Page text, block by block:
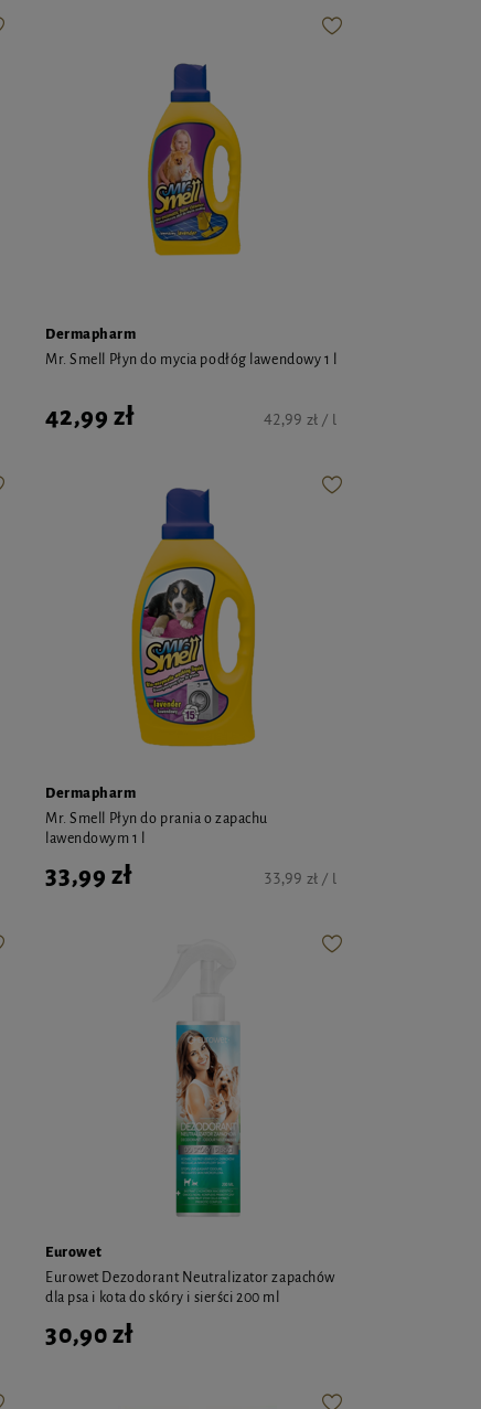
Dermapharm
Mr. Smell Płyn do mycia podłóg lawendowy 1 l
42,99 zł 42,99 zł / l
Dermapharm
Mr. Smell Płyn do prania o zapachu
lawendowym 1 l
33,99 zł 33,99 zł / l
Eurowet
Eurowet Dezodorant Neutralizator zapachów
dla psa i kota do skóry i sierści 200 ml
30,90 zł